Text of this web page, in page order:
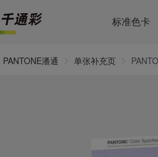
标准色卡
PANTONE潘通 单张补充页